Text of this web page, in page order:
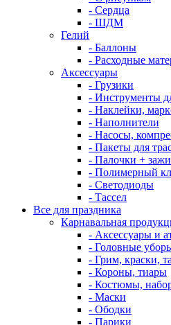
- Сердца
- ШДМ
Гелий
- Баллоны
- Расходные
Аксессуары
- Грузики
- Инструменты
- Наклейки,
- Наполнители
- Насосы,
- Пакеты для
- Палочки +
- Полимерный
- Светодиоды
- Тассел
Все для праздника
Карнавальная
- Аксессуары и
- Головные
- Грим, краски,
- Короны, тиары
- Костюмы,
- Маски
- Ободки
- Парики